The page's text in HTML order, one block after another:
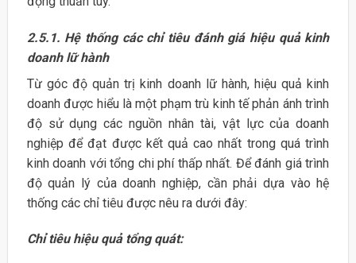
2.5.1. Hệ thống các chỉ tiêu đánh giá hiệu quả kinh
doanh lữ hành
Từ góc độ quản trị kinh doanh lữ hành, hiệu quả kinh
doanh được hiểu là một phạm trù kinh tế phản ánh trình
độ sử dụng các nguồn nhân tài, vật lực của doanh
nghiệp để đạt được kết quả cao nhất trong quá trình
kinh doanh với tổng chi phí thấp nhất. Để đánh giá trình
độ quản lý của doanh nghiệp, cần phải dựa vào hệ
thống các chỉ tiêu được nêu ra dưới đây:
Chỉ tiêu hiệu quả tổng quát: